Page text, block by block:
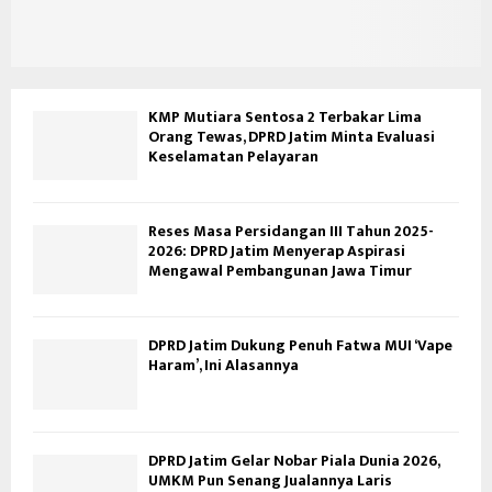
KMP Mutiara Sentosa 2 Terbakar Lima
Orang Tewas, DPRD Jatim Minta Evaluasi
Keselamatan Pelayaran
Reses Masa Persidangan III Tahun 2025-
2026: DPRD Jatim Menyerap Aspirasi
Mengawal Pembangunan Jawa Timur
DPRD Jatim Dukung Penuh Fatwa MUI ‘Vape
Haram’, Ini Alasannya
DPRD Jatim Gelar Nobar Piala Dunia 2026,
UMKM Pun Senang Jualannya Laris